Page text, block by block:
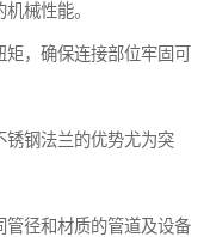
械性能。
，确保连接部位牢固可
锈钢法兰的优势尤为突
管径和材质的管道及设备